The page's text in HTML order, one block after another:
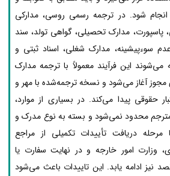
انجام شود. در ترجمه رسمی روسی، مدارکی
پاسپورت، مدارک تحصیلی، گواهی تولد، سند
سوءپیشینه، مدارک شغلی، اسناد ثبتی و
می‌شوند این فرآیند معمولاً با ترجمه مدارک
آغاز می‌شود و نسخه ترجمه‌شده با مهر و
حقوقی پیدا می‌کند. در بسیاری از موارد،
محدود نمی‌شود و بسته به نوع مدرک و
مرحله دریافت تأییدات تکمیلی از مراجع
وزارت امور خارجه و در نهایت سفارت یا
نیز ادامه یابد. این تاییدات باعث می‌شود